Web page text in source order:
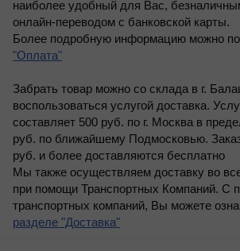
наиболее удобный для Вас,
онлайн-переводом с банковской карты.
Более подробную информацию можно
"Оплата"
Забрать товар можно со склада в г.
воспользоваться услугой доставка.
составляет 500 руб. по г. Москва в
руб. по ближайшему Подмосковью.
руб. и более доставляются бесплатно
Мы также осуществляем доставку во
при помощи Транспортных Компаний. С
транспортных компаний, Вы можете
разделе "Доставка"